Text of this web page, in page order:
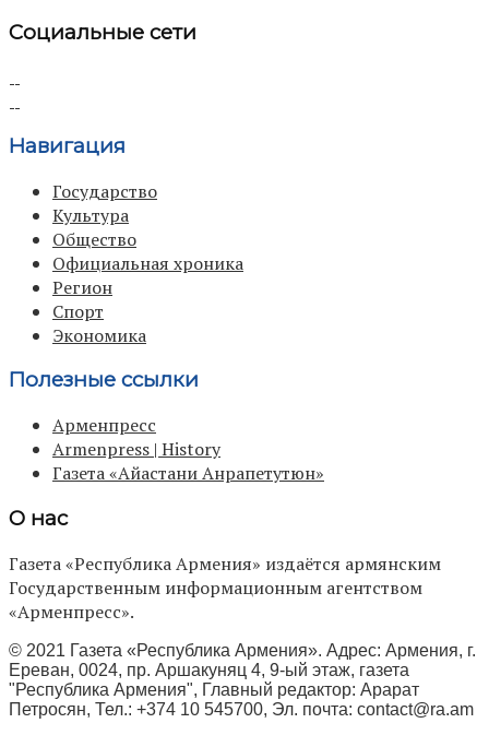
Социальные сети
Навигация
Государство
Культура
Общество
Официальная хроника
Регион
Спорт
Экономика
Полезные ссылки
Арменпресс
Armenpress | History
Газета «Айастани Анрапетутюн»
О нас
Газета «Республика Армения» издаётся армянским
Государственным информационным агентством
«Арменпресс».
© 2021 Газета «Республика Армения». Адрес: Армения, г.
Ереван, 0024, пр. Аршакуняц 4, 9-ый этаж, газета
"Республика Армения", Главный редактор: Арарат
Петросян, Тел.: +374 10 545700, Эл. почта: contact@ra.am